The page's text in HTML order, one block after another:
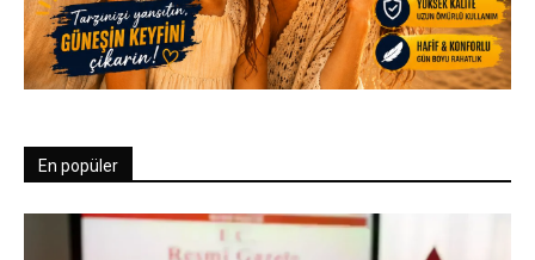
En popüler